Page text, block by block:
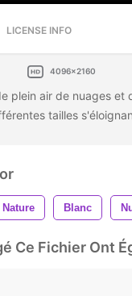
LICENSE INFO
4096x2160
plein air de nuages ​​et
tailles
Nature Blanc
Ce Fichier Ont